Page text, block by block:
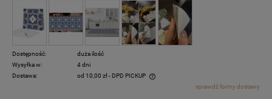
Dostępność:
duża ilość
Wysyłka w:
4 dni
Dostawa:
od 10,00 zł- DPD PICKUP
Cena nie zawiera ewentualnych kosztów płatnościsprawdź formy dostawy